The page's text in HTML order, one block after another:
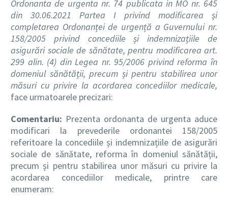
Ordonanta de urgenta nr. 74 publicata in MO nr. 645
din 30.06.2021 Partea I privind modificarea și
completarea Ordonanței de urgență a Guvernului nr.
158/2005 privind concediile și indemnizațiile de
asigurări sociale de sănătate, pentru modificarea art.
299 alin. (4) din Legea nr. 95/2006 privind reforma în
domeniul sănătății, precum și pentru stabilirea unor
măsuri cu privire la acordarea concediilor medicale,
face urmatoarele precizari:
Comentariu: Prezenta ordonanta de urgenta aduce
modificari la prevederile ordonantei 158/2005
referitoare la concediile și indemnizațiile de asigurări
sociale de sănătate, reforma în domeniul sănătății,
precum și pentru stabilirea unor măsuri cu privire la
acordarea concediilor medicale, printre care
enumeram: